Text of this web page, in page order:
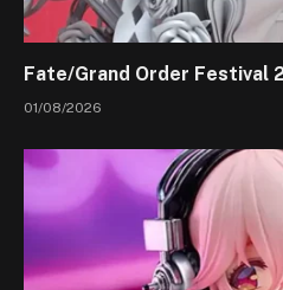
Fate/Grand Order Festival
01/08/2026